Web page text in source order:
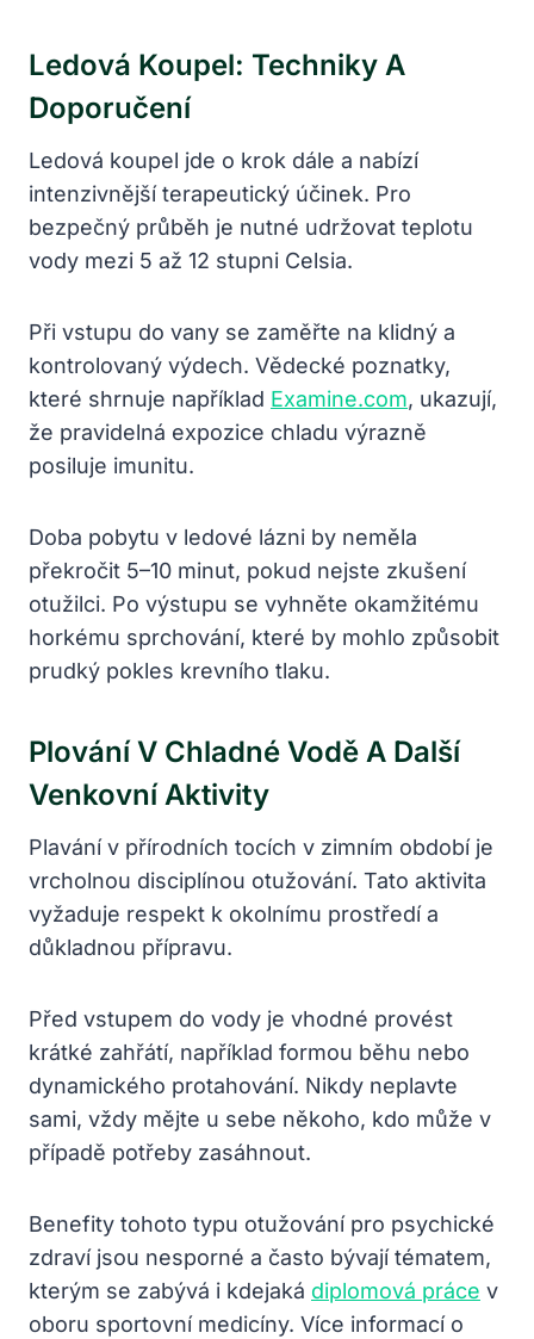
Ledová Koupel: Techniky A
Doporučení
Ledová koupel jde o krok dále a nabízí
intenzivnější terapeutický účinek. Pro
bezpečný průběh je nutné udržovat teplotu
vody mezi 5 až 12 stupni Celsia.
Při vstupu do vany se zaměřte na klidný a
kontrolovaný výdech. Vědecké poznatky,
které shrnuje například Examine.com, ukazují,
že pravidelná expozice chladu výrazně
posiluje imunitu.
Doba pobytu v ledové lázni by neměla
překročit 5–10 minut, pokud nejste zkušení
otužilci. Po výstupu se vyhněte okamžitému
horkému sprchování, které by mohlo způsobit
prudký pokles krevního tlaku.
Plování V Chladné Vodě A Další
Venkovní Aktivity
Plavání v přírodních tocích v zimním období je
vrcholnou disciplínou otužování. Tato aktivita
vyžaduje respekt k okolnímu prostředí a
důkladnou přípravu.
Před vstupem do vody je vhodné provést
krátké zahřátí, například formou běhu nebo
dynamického protahování. Nikdy neplavte
sami, vždy mějte u sebe někoho, kdo může v
případě potřeby zasáhnout.
Benefity tohoto typu otužování pro psychické
zdraví jsou nesporné a často bývají tématem,
kterým se zabývá i kdejaká diplomová práce v
oboru sportovní medicíny. Více informací o